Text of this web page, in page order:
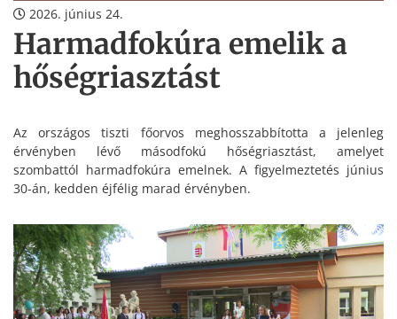
2026. június 24.
Harmadfokúra emelik a
hőségriasztást
Az országos tiszti főorvos meghosszabbította a jelenleg
érvényben lévő másodfokú hőségriasztást, amelyet
szombattól harmadfokúra emelnek. A figyelmeztetés június
30-án, kedden éjfélig marad érvényben.